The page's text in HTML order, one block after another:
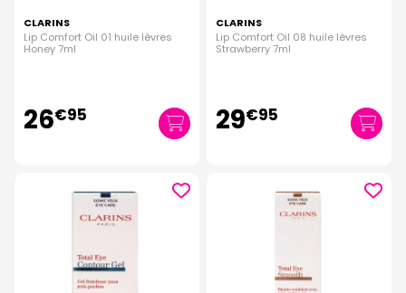
CLARINS
Lip Comfort Oil 01 huile lèvres
Honey 7ml
26€95
CLARINS
Lip Comfort Oil 08 huile lèvres
Strawberry 7ml
29€95